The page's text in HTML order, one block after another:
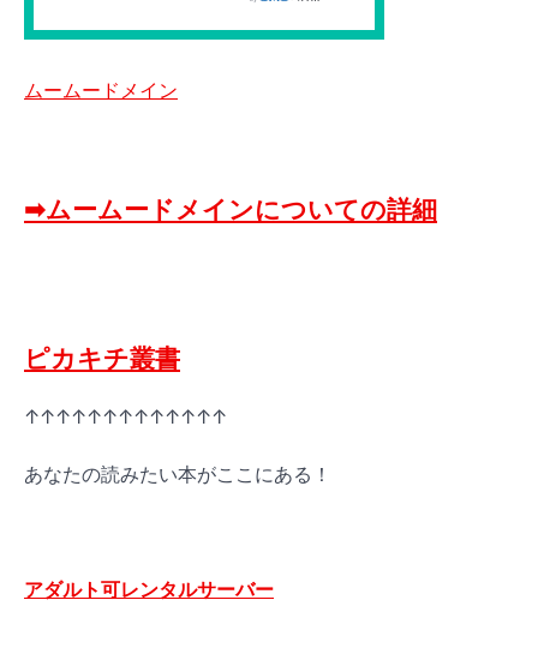
ムームードメイン
➡ムームードメインについての詳細
ピカキチ叢書
↑↑↑↑↑↑↑↑↑↑↑↑↑
あなたの読みたい本がここにある！
アダルト可レンタルサーバー